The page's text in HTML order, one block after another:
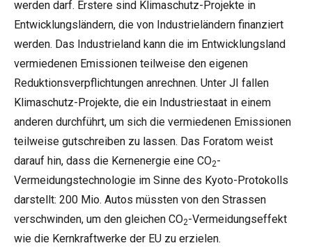
werden darf. Erstere sind Klimaschutz-Projekte in
Entwicklungsländern, die von Industrieländern finanziert
werden. Das Industrieland kann die im Entwicklungsland
vermiedenen Emissionen teilweise den eigenen
Reduktionsverpflichtungen anrechnen. Unter JI fallen
Klimaschutz-Projekte, die ein Industriestaat in einem
anderen durchführt, um sich die vermiedenen Emissionen
teilweise gutschreiben zu lassen. Das Foratom weist
darauf hin, dass die Kernenergie eine CO2-
Vermeidungstechnologie im Sinne des Kyoto-Protokolls
darstellt: 200 Mio. Autos müssten von den Strassen
verschwinden, um den gleichen CO2-Vermeidungseffekt
wie die Kernkraftwerke der EU zu erzielen.